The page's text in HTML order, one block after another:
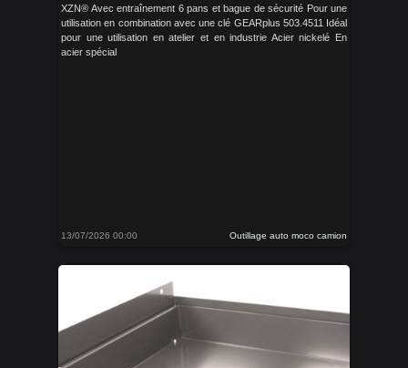
XZN® Avec entraînement 6 pans et bague de sécurité Pour une
utilisation en combination avec une clé GEARplus 503.4511 Idéal
pour une utilisation en atelier et en industrie Acier nickelé En
acier spécial
13/07/2026 00:00 Outillage auto moco camion